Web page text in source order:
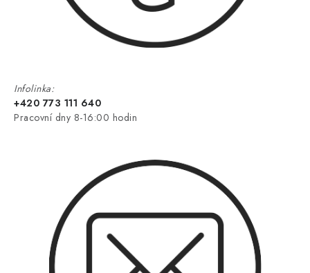
Infolinka:
+420 773 111 640
Pracovní dny 8-16:00 hodin